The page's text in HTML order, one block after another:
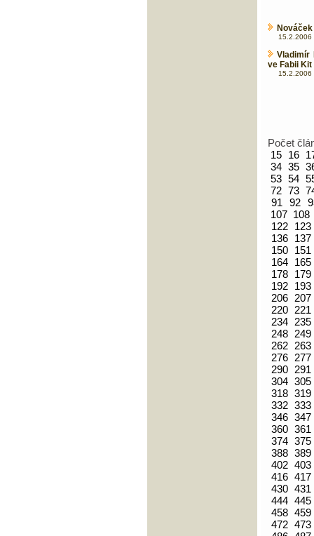
15.2.2006
Vladimír
ve Fabii Kit
15.2.2006
Počet
15 16
34 35
53 54
72 73
91
92
107 108
122
123
136
137
150
151
164
165
178
179
192
193
206 207
220
221
234
235
248
249
262
263
276
277
290
291
304 305
318 319
332 333
346 347
360 361
374 375
388 389
402 403
416 417
430 431
444 445
458 459
472 473